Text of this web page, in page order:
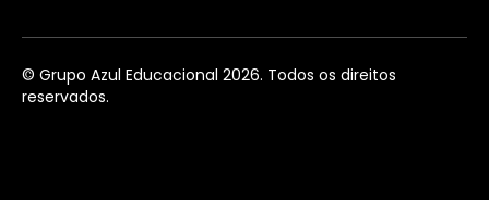
© Grupo Azul Educacional 2026. Todos os direitos
reservados.